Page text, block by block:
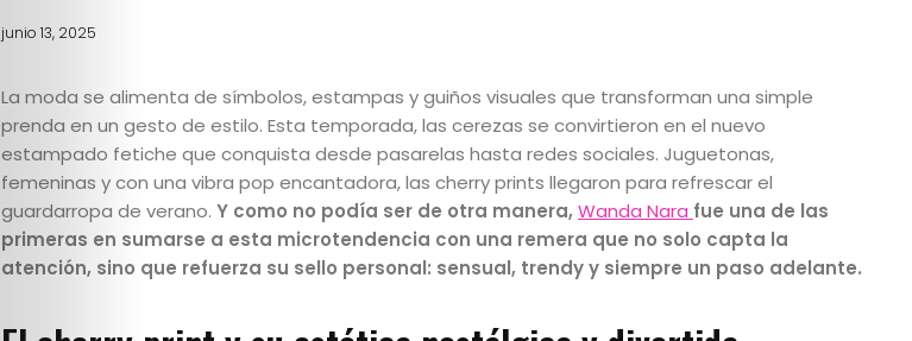
junio 13, 2025
La moda se alimenta de símbolos, estampas y guiños visuales que transforman una simple
prenda en un gesto de estilo. Esta temporada, las cerezas se convirtieron en el nuevo
estampado fetiche que conquista desde pasarelas hasta redes sociales. Juguetonas,
femeninas y con una vibra pop encantadora, las cherry prints llegaron para refrescar el
guardarropa de verano. Y como no podía ser de otra manera, Wanda Nara fue una de las
primeras en sumarse a esta microtendencia con una remera que no solo capta la
atención, sino que refuerza su sello personal: sensual, trendy y siempre un paso adelante.